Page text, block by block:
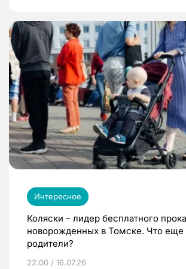
Интересное
Коляски – лидер бесплатного
новорожденных в Томске. Что еще
родители?
22:00 / 16.07.26